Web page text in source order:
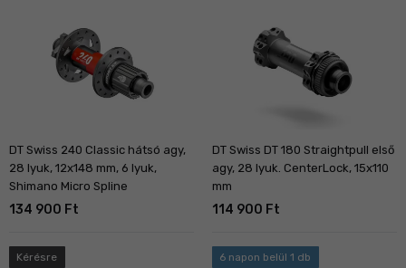
DT Swiss 240 Classic hátsó agy,
28 lyuk, 12x148 mm, 6 lyuk,
Shimano Micro Spline
134 900 Ft
DT Swiss DT 180 Straightpull első
agy, 28 lyuk. CenterLock, 15x110
mm
114 900 Ft
Kérésre 6 napon belül 1 db